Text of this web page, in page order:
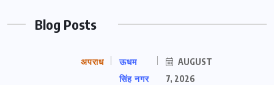
Blog Posts
अपराध
ऊधम
सिंह नगर
AUGUST
7, 2026